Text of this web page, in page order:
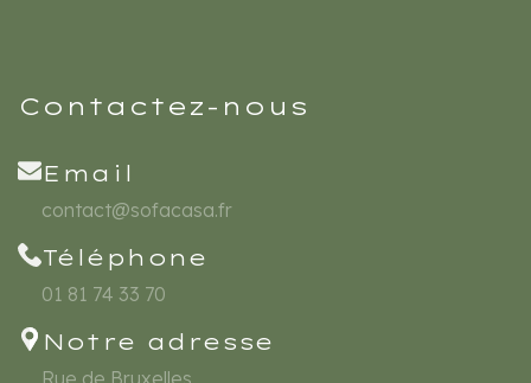
Contactez-nous
Email
contact@sofacasa.fr
Téléphone
01 81 74 33 70
Notre adresse
Rue de Bruxelles